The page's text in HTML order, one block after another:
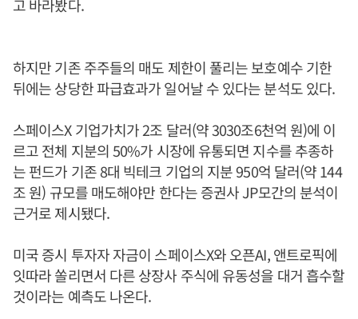
고 바라봤다.
하지만 기존 주주들의 매도 제한이 풀리는 보호예수 기한
뒤에는 상당한 파급효과가 일어날 수 있다는 분석도 있다.
스페이스X 기업가치가 2조 달러(약 3030조6천억 원)에 이
르고 전체 지분의 50%가 시장에 유통되면 지수를 추종하
는 펀드가 기존 8대 빅테크 기업의 지분 950억 달러(약 144
조 원) 규모를 매도해야만 한다는 증권사 JP모간의 분석이
근거로 제시됐다.
미국 증시 투자자 자금이 스페이스X와 오픈AI, 앤트로픽에
잇따라 쏠리면서 다른 상장사 주식에 유동성을 대거 흡수할
것이라는 예측도 나온다.